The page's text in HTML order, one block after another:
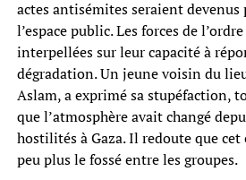
actes antisémites seraient
l’espace public. Les forces de
interpellées sur leur capacité à
dégradation. Un jeune voisin du
Aslam, a exprimé sa stupéfaction,
que l’atmosphère avait changé
hostilités à Gaza. Il redoute que cet
peu plus le fossé entre les groupes.